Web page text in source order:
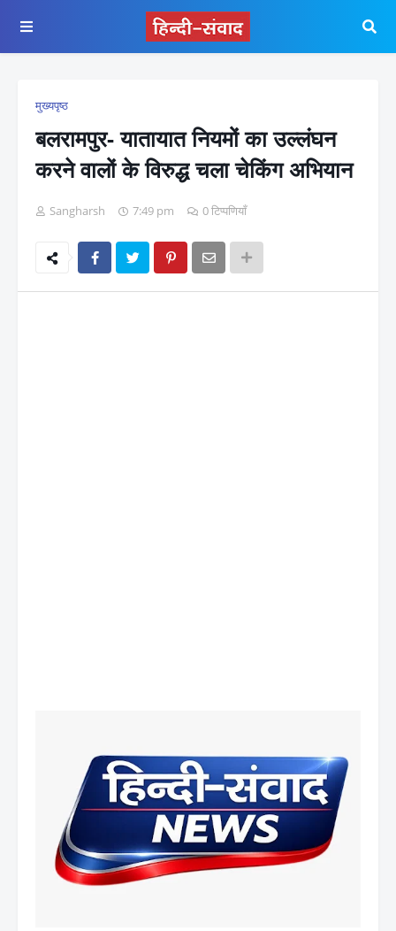
मुख्यपृष्ठ
बलरामपुर- यातायात नियमों का उल्लंघन
करने वालों के विरुद्ध चला चेकिंग अभियान
Sangharsh 7:49 pm 0 टिप्पणियाँ